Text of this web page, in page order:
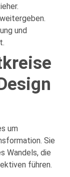
und
um
Sie
Wandels, die
führen.